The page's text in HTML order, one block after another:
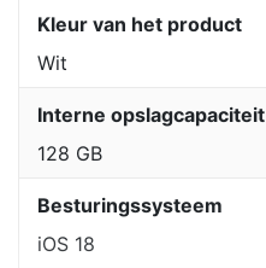
Kleur van het product
Wit
Interne opslagcapaciteit
128 GB
Besturingssysteem
iOS 18